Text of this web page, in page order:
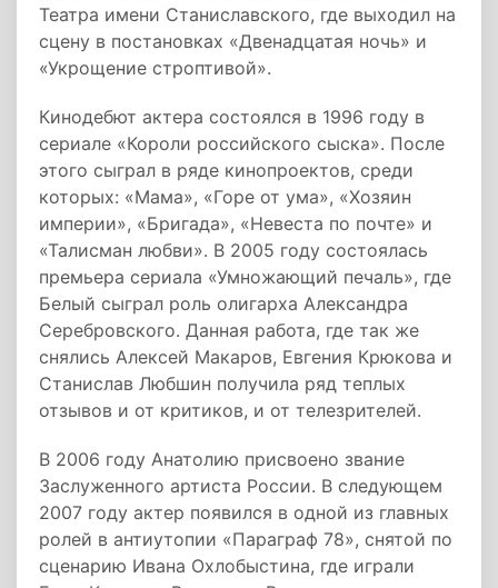
Театра имени Станиславского, где выходил на
сцену в постановках «Двенадцатая ночь» и
«Укрощение строптивой».
Кинодебют актера состоялся в 1996 году в
сериале «Короли российского сыска». После
этого сыграл в ряде кинопроектов, среди
которых: «Мама», «Горе от ума», «Хозяин
империи», «Бригада», «Невеста по почте» и
«Талисман любви». В 2005 году состоялась
премьера сериала «Умножающий печаль», где
Белый сыграл роль олигарха Александра
Серебровского. Данная работа, где так же
снялись Алексей Макаров, Евгения Крюкова и
Станислав Любшин получила ряд теплых
отзывов и от критиков, и от телезрителей.
В 2006 году Анатолию присвоено звание
Заслуженного артиста России. В следующем
2007 году актер появился в одной из главных
ролей в антиутопии «Параграф 78», снятой по
сценарию Ивана Охлобыстина, где играли